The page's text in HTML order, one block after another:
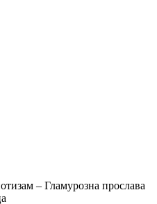
– Гламурозна прослава